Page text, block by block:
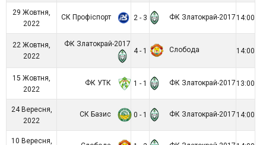
29 Жовтня,
2022
СК Профіспорт 2 - 3 ФК Златокрай-2017 14:00
22 Жовтня,
2022
ФК Златокрай-2017
4 - 1
Слобода 14:00
15 Жовтня,
2022
ФК УТК 1 - 1 ФК Златокрай-2017 13:00
24 Вересня,
2022
СК Базис 0 - 1 ФК Златокрай-2017 14:00
10 Вересня,